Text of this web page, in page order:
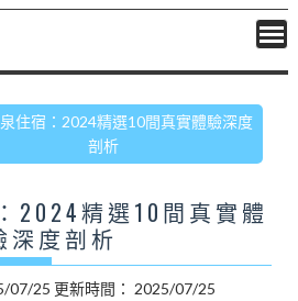
住宿：2024精選10間真實體驗深度
剖析
2024精選10間真實體
深度剖析
07/25 更新時間： 2025/07/25